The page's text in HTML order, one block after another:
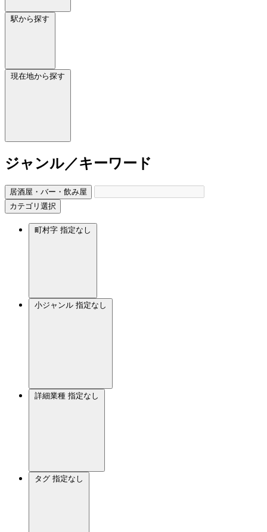
駅から探す
現在地から探す
ジャンル／キーワード
居酒屋・バー・飲み屋
カテゴリ選択
町村字 指定なし
小ジャンル 指定なし
詳細業種 指定なし
タグ 指定なし